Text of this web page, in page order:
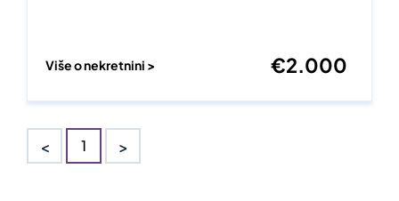
Više o nekretnini > €2.000
< 1 >